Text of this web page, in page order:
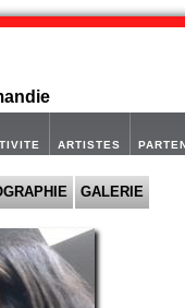
ARTISTES
GALERIE